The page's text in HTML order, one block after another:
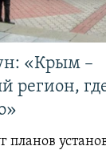
«Крым –
регион,
планов